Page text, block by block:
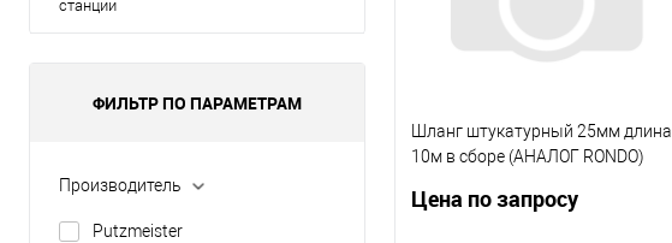
станции
ФИЛЬТР ПО ПАРАМЕТРАМ
Производитель
Putzmeister
Шланг штукатурный 25мм длина
10м в сборе (АНАЛОГ RONDO)
Цена по запросу